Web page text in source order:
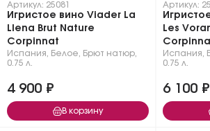
Артикул: 25081
Игристое вино Viader La
Llena Brut Nature
Corpinnat
Испания Белое Брют натюр
0.75 л.
4 900 ₽
В корзину
Артикул:
Les
Испания
0.75 л.
6 100 ₽